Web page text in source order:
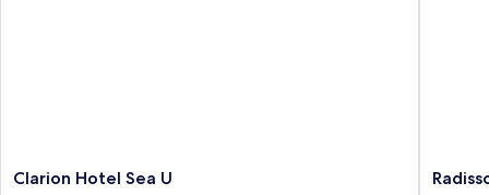
Clarion
Clarion Hotel Sea U